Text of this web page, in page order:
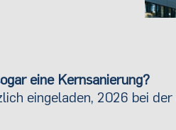
eine Kernsanierung?
eingeladen, 2026 bei der